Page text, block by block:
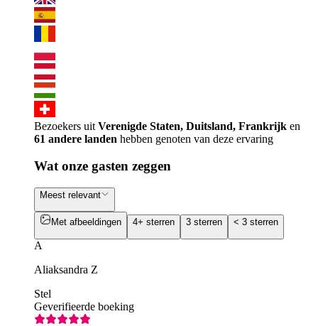
Bezoekers uit Verenigde Staten, Duitsland, Frankrijk en
61 andere landen hebben genoten van deze ervaring
Wat onze gasten zeggen
Meest relevant
Met afbeeldingen 4+ sterren 3 sterren < 3 sterren
A
Aliaksandra Z
Stel
Geverifieerde boeking